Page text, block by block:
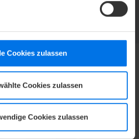
Cookies zulassen
Cookies zulassen
Cookies zulassen